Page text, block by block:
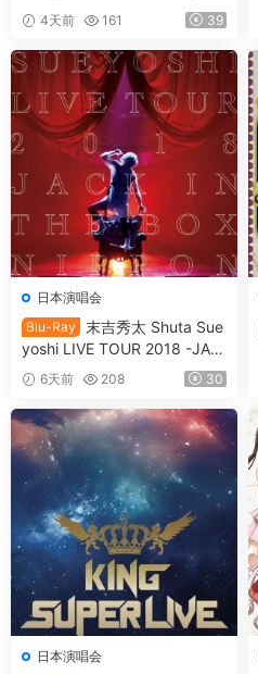
4天前 161 39
日本演唱会
Blu-Ray
末吉秀太 Shuta Sue
yoshi LIVE TOUR 2018 -JAC
K IN THE BOX -NIPPON BU
DOKAN [BDMV 36.7GB]
6天前 208 30
日本演唱会